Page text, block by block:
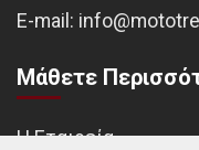
Ε-mail:
Μάθετε
Η Εταιρεία